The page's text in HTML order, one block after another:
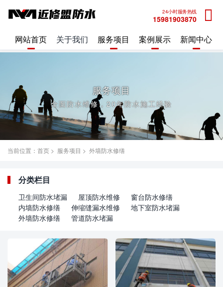
24小时服务热线
15981903870
网站首页 关于我们 服务项目 案例展示 新闻中心
服务项目
全面防水维修，20年防水施工经验
当前位置： 首页 > 服务项目 > 外墙防水修缮
分类栏目
卫生间防水堵漏 屋顶防水维修
窗台防水修缮
内墙防水修缮
伸缩缝漏水维修
地下室防水堵漏
外墙防水修缮
管道防水堵漏